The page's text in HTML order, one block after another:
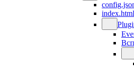
index.html